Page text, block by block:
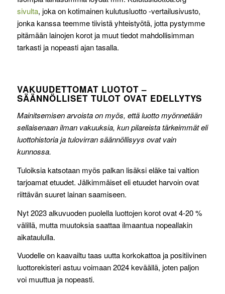
sivulta, joka on kotimainen kulutusluotto -vertailusivusto,
jonka kanssa teemme tiivistä yhteistyötä, jotta pystymme
pitämään lainojen korot ja muut tiedot mahdollisimman
tarkasti ja nopeasti ajan tasalla.
VAKUUDETTOMAT LUOTOT –
SÄÄNNÖLLISET TULOT OVAT EDELLYTYS
Mainitsemisen arvoista on myös, että luotto myönnetään
sellaisenaan ilman vakuuksia, kun pilareista tärkeimmät eli
luottohistoria ja tulovirran säännöllisyys ovat vain
kunnossa.
Tuloiksia katsotaan myös palkan lisäksi eläke tai valtion
tarjoamat etuudet. Jälkimmäiset eli etuudet harvoin ovat
riittävän suuret lainan saamiseen.
Nyt 2023 alkuvuoden puolella luottojen korot ovat 4-20 %
välillä, mutta muutoksia saattaa ilmaantua nopeallakin
aikataululla.
Vuodelle on kaavailtu taas uutta korkokattoa ja positiivinen
luottorekisteri astuu voimaan 2024 keväällä, joten paljon
voi muuttua ja nopeasti.